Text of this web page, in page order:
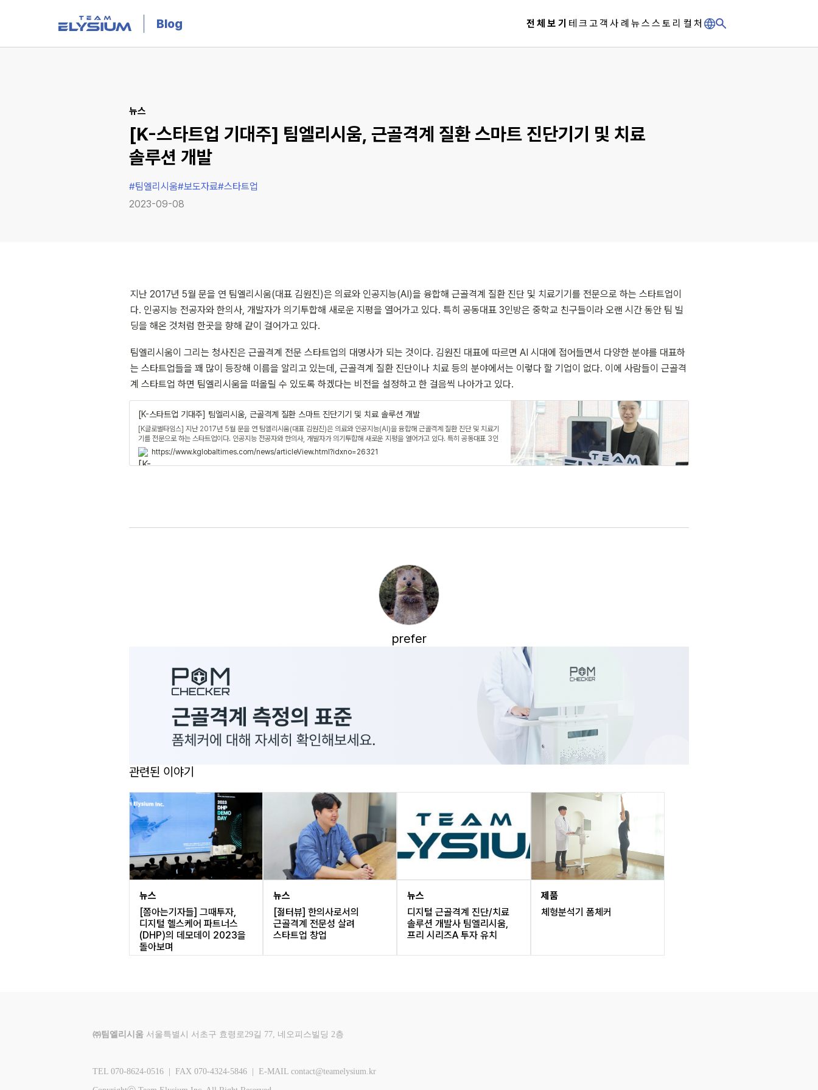
Blog 전체보기 테크고객사례 뉴스스토리 컬처
뉴스
[K-스타트업 기대주] 팀엘리시움, 근골격계 질환 스마트 진단기기 및 치료
솔루션 개발
#팀엘리시움#보도자료#스타트업
2023-09-08
지난 2017년 5월 문을 연 팀엘리시움(대표 김원진)은 의료와 인공지능(AI)을 융합해 근골격계 질환 진단 및 치료기기를 전문으로 하는 스타트업이
다. 인공지능 전공자와 한의사, 개발자가 의기투합해 새로운 지평을 열어가고 있다. 특히 공동대표 3인방은 중학교 친구들이라 오랜 시간 동안 팀 빌
딩을 해온 것처럼 한곳을 향해 같이 걸어가고 있다.
팀엘리시움이 그리는 청사진은 근골격계 전문 스타트업의 대명사가 되는 것이다. 김원진 대표에 따르면 AI 시대에 접어들면서 다양한 분야를 대표하
는 스타트업들을 꽤 많이 등장해 이름을 알리고 있는데, 근골격계 질환 진단이나 치료 등의 분야에서는 이렇다 할 기업이 없다. 이에 사람들이 근골격
계 스타트업 하면 팀엘리시움을 떠올릴 수 있도록 하겠다는 비전을 설정하고 한 걸음씩 나아가고 있다.
[K-스타트업 기대주] 팀엘리시움, 근골격계 질환 스마트 진단기기 및 치료 솔루션 개발
[K글로벌타임스] 지난 2017년 5월 문을 연 팀엘리시움(대표 김원진)은 의료와 인공지능(AI)을 융합해 근골격계 질환 진단 및 치료기
기를 전문으로 하는 스타트업이다. 인공지능 전공자와 한의사, 개발자가 의기투합해 새로운 지평을 열어가고 있다. 특히 공동대표 3인
방은 중학교 친구들이라 오랜 시간 동안 팀 빌딩을 해온 것처럼 한곳을 향해 같이 걸어가고 있다.팀엘리시움이 그리는 청사진은 근골격
계 전문 스타트업의 대명사가 되는 것이다. 김원진 대표에 따르면 AI 시대에 접어들면서 다양한 분야를 대표하는 스타트업들을 꽤 많이
등장해 이름
https://www.kglobaltimes.com/news/articleView.html?idxno=26321
prefer
관련된 이야기
뉴스
[쫌아는기자들] 그때투자,
디지털 헬스케어 파트너스
(DHP)의 데모데이 2023을
돌아보며
뉴스
[젊터뷰] 한의사로서의
근골격계 전문성 살려
스타트업 창업
뉴스
디지털 근골격계 진단/치료
솔루션 개발사 팀엘리시움,
프리 시리즈A 투자 유치
제품
체형분석기 폼체커
㈜팀엘리시움 서울특별시 서초구 효령로29길 77, 네오피스빌딩 2층
TEL 070-8624-0516 | FAX 070-4324-5846 | E-MAIL contact@teamelysium.kr